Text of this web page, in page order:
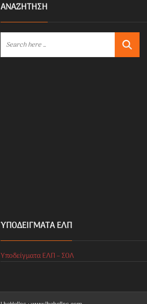
ΑΝΑΖΗΤΗΣΗ
ΥΠΟΔΕΊΓΜΑΤΑ ΕΛΠ
Υποδείγματα ΕΛΠ – ΣΟΛ